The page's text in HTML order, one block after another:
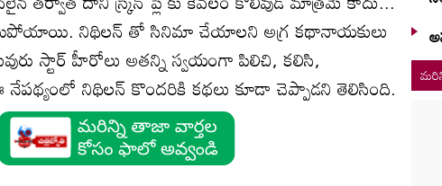
నిథిలన్ తో సినిమా చేయాలని అగ్ర కథానాయకులు
స్టార్ హీరోలు అతన్ని స్వయంగా పిలిచి, కలిసి,
నేపథ్యంలో నిథిలన్ కొందరికి కథలు కూడా చెప్పాడని తెలిసింది.